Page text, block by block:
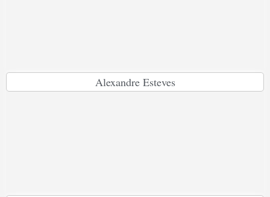
Alexandre Esteves